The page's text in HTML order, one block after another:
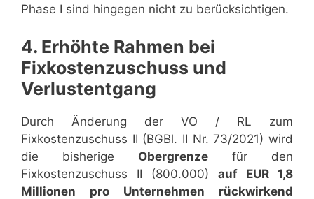
Phase I sind hingegen nicht zu berücksichtigen.
4. Erhöhte Rahmen bei
Fixkostenzuschuss und
Verlustentgang
Durch Änderung der VO / RL zum
Fixkostenzuschuss II (BGBl. II Nr. 73/2021) wird
die bisherige Obergrenze für den
Fixkostenzuschuss II (800.000) auf EUR 1,8
Millionen pro Unternehmen rückwirkend